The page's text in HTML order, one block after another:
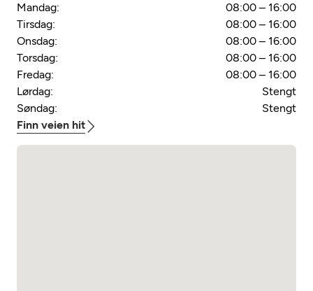
Mandag:
08:00 – 16:00
Tirsdag:
08:00 – 16:00
Onsdag:
08:00 – 16:00
Torsdag:
08:00 – 16:00
Fredag:
08:00 – 16:00
Lørdag:
Stengt
Søndag:
Stengt
Finn veien hit